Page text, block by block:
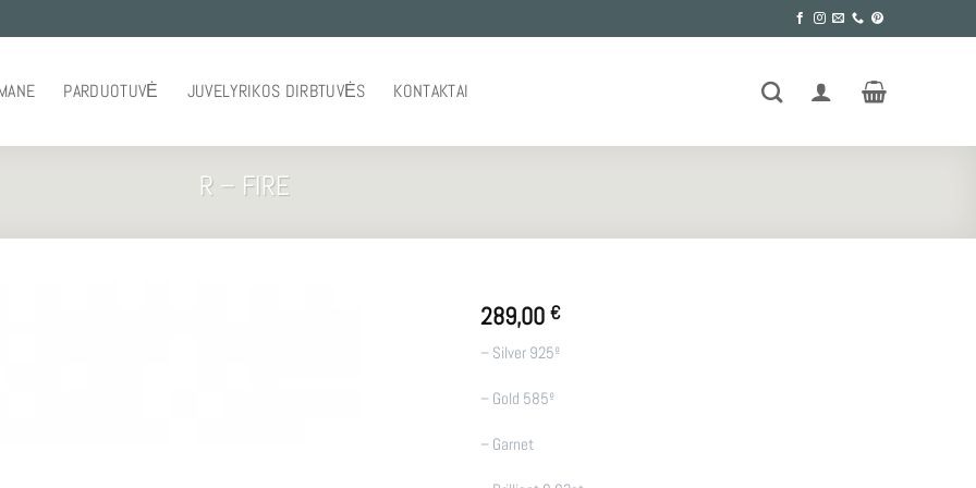
PARDUOTUVĖ JUVELYRIKOS DIRBTUVĖS KONTAKTAI
R – FIRE
289,00 €
– Silver 925º
– Gold 585º
– Garnet